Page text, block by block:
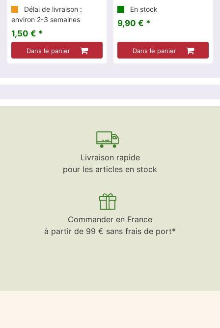
Délai de livraison :
environ 2-3 semaines
1,50 € *
Dans le panier
En stock
9,90 € *
Dans le panier
Livraison rapide
pour les articles en stock
Commander en France
à partir de 99 € sans frais de port*